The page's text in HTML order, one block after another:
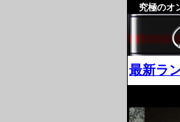
究極のオ
最新ラ